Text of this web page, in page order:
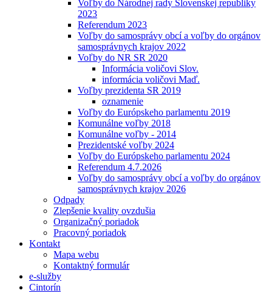
Voľby do Národnej rady Slovenskej republiky
2023
Referendum 2023
Voľby do samosprávy obcí a voľby do orgánov
samosprávnych krajov 2022
Voľby do NR SR 2020
Informácia voličovi Slov.
informácia voličovi Maď.
Voľby prezidenta SR 2019
oznamenie
Voľby do Európskeho parlamentu 2019
Komunálne voľby 2018
Komunálne voľby - 2014
Prezidentské voľby 2024
Voľby do Európskeho parlamentu 2024
Referendum 4.7.2026
Voľby do samosprávy obcí a voľby do orgánov
samosprávnych krajov 2026
Odpady
Zlepšenie kvality ovzdušia
Organizačný poriadok
Pracovný poriadok
Kontakt
Mapa webu
Kontaktný formulár
e-služby
Cintorín